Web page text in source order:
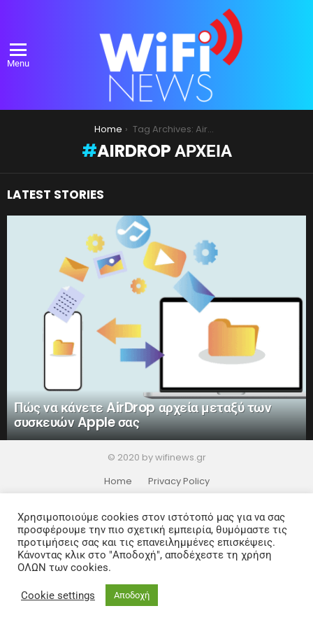
Menu
Home Tag Archives: AirDrop αρχεία
AIRDROP ΑΡΧΕΊΑ
LATEST STORIES
Πώς να κάνετε AirDrop αρχεία μεταξύ των
συσκευών Apple σας
© 2020 by wifinews.gr
Home
Privacy Policy
Χρησιμοποιούμε cookies στον ιστότοπό μας για να σας
προσφέρουμε την πιο σχετική εμπειρία, θυμόμαστε τις
προτιμήσεις σας και τις επανειλημμένες επισκέψεις.
Κάνοντας κλικ στο "Αποδοχή", αποδέχεστε τη χρήση
ΟΛΩΝ των cookies.
Cookie settings Αποδοχή